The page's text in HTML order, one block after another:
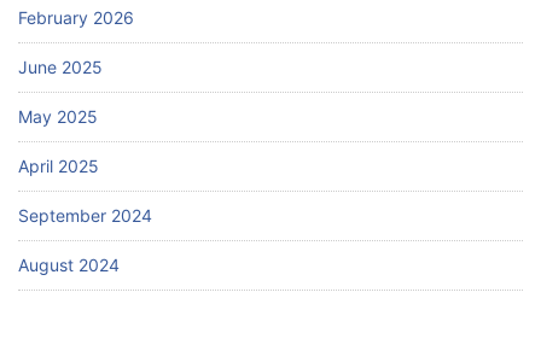
February 2026
June 2025
May 2025
April 2025
September 2024
August 2024